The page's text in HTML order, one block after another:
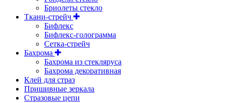
Бриолеты стекло
Ткани-стрейч
Бифлекс
Бифлекс-голограмма
Сетка-стрейч
Бахрома
Бахрома из стекляруса
Бахрома декоративная
Клей для страз
Пришивные зеркала
Cтразовые цепи